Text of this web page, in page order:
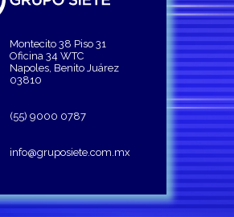
Montecito 38 Piso 31
Oficina 34 WTC
Napoles, Benito Juárez
03810
(55) 9000 0787
info@gruposiete.com.mx